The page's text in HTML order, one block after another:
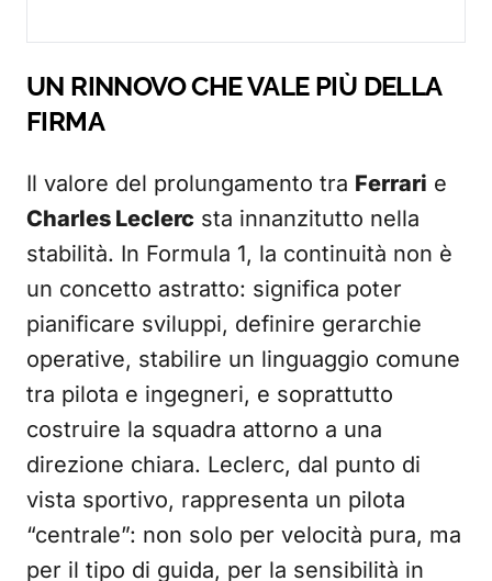
UN RINNOVO CHE VALE PIÙ DELLA
FIRMA
Il valore del prolungamento tra Ferrari e
Charles Leclerc sta innanzitutto nella
stabilità. In Formula 1, la continuità non è
un concetto astratto: significa poter
pianificare sviluppi, definire gerarchie
operative, stabilire un linguaggio comune
tra pilota e ingegneri, e soprattutto
costruire la squadra attorno a una
direzione chiara. Leclerc, dal punto di
vista sportivo, rappresenta un pilota
“centrale”: non solo per velocità pura, ma
per il tipo di guida, per la sensibilità in